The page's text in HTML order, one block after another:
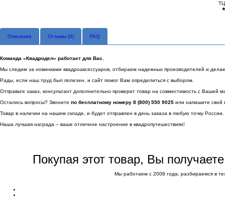
ТЦ
★
Описание Отзывы (0) FAQ
Команда «Квадродел» работает для Вас.
Мы следим за новинками квадроаксессуаров, отбираем надежных производителей и
Рады, если наш труд был полезен, и сайт помог Вам определиться с выбором.
Отправьте заказ, консультант дополнительно проверит товар на совместимость с Вашей
Остались вопросы? Звоните по бесплатному номеру 8 (800) 550 9025 или напишите свой
Товар в наличии на нашем складе, и будет отправлен в день заказа в любую точку
Наша лучшая награда – ваше отличное настроение в квадропутешествиях!
Покупая этот товар, Вы
Мы работаем с 2008 года, разбираемся в